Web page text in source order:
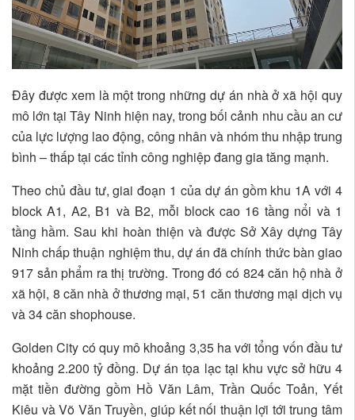
Đây được xem là một trong những dự án nhà ở xã hội quy
mô lớn tại Tây Ninh hiện nay, trong bối cảnh nhu cầu an cư
của lực lượng lao động, công nhân và nhóm thu nhập trung
bình – thấp tại các tỉnh công nghiệp đang gia tăng mạnh.
Theo chủ đầu tư, giai đoạn 1 của dự án gồm khu 1A với 4
block A1, A2, B1 và B2, mỗi block cao 16 tầng nổi và 1
tầng hầm. Sau khi hoàn thiện và được Sở Xây dựng Tây
Ninh chấp thuận nghiệm thu, dự án đã chính thức bàn giao
917 sản phẩm ra thị trường. Trong đó có 824 căn hộ nhà ở
xã hội, 8 căn nhà ở thương mại, 51 căn thương mại dịch vụ
và 34 căn shophouse.
Golden City có quy mô khoảng 3,35 ha với tổng vốn đầu tư
khoảng 2.200 tỷ đồng. Dự án tọa lạc tại khu vực sở hữu 4
mặt tiền đường gồm Hồ Văn Lâm, Trần Quốc Toản, Yết
Kiêu và Võ Văn Truyền, giúp kết nối thuận lợi tới trung tâm